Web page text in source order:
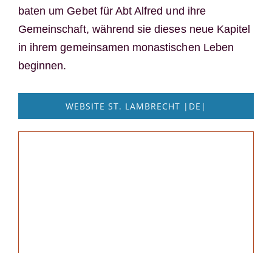
baten um Gebet für Abt Alfred und ihre
Gemeinschaft, während sie dieses neue Kapitel
in ihrem gemeinsamen monastischen Leben
beginnen.
WEBSITE ST. LAMBRECHT |DE|